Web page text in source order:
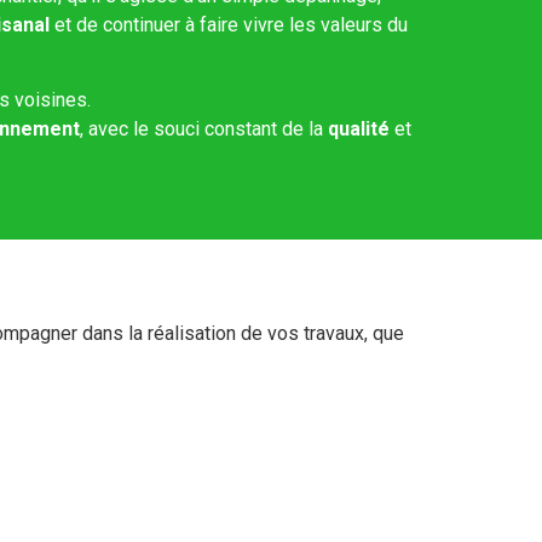
et de continuer à faire vivre les valeurs du
voisines.
, avec le souci constant de la qualité et
dans la réalisation de vos travaux, que